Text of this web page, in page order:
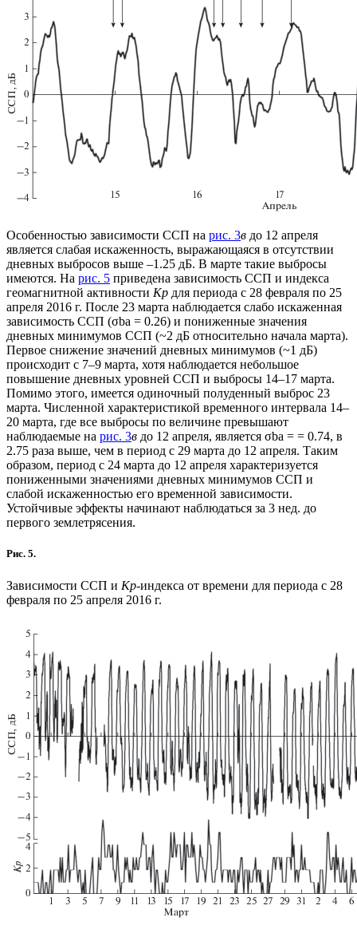
Особенностью зависимости ССП на рис. 3в до 12 апреля
является слабая искаженность, выражающаяся в отсутствии
дневных выбросов выше –1.25 дБ. В марте такие выбросы
имеются. На рис. 5 приведена зависимость ССП и индекса
геомагнитной активности Kp для периода с 28 февраля по 25
апреля 2016 г. После 23 марта наблюдается слабо искаженная
зависимость ССП (σba = 0.26) и пониженные значения
дневных минимумов ССП (~2 дБ относительно начала марта).
Первое снижение значений дневных минимумов (~1 дБ)
происходит с 7–9 марта, хотя наблюдается небольшое
повышение дневных уровней ССП и выбросы 14–17 марта.
Помимо этого, имеется одиночный полуденный выброс 23
марта. Численной характеристикой временного интервала 14–
20 марта, где все выбросы по величине превышают
наблюдаемые на рис. 3в до 12 апреля, является σba = = 0.74, в
2.75 раза выше, чем в период с 29 марта до 12 апреля. Таким
образом, период с 24 марта до 12 апреля характеризуется
пониженными значениями дневных минимумов ССП и
слабой искаженностью его временной зависимости.
Устойчивые эффекты начинают наблюдаться за 3 нед. до
первого землетрясения.
Рис. 5.
Зависимости ССП и Kp-индекса от времени для периода с 28
февраля по 25 апреля 2016 г.